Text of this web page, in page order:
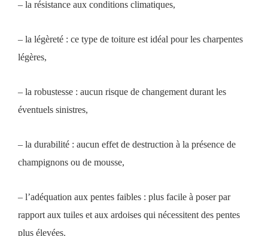
– la résistance aux conditions climatiques,
– la légèreté : ce type de toiture est idéal pour les charpentes
légères,
– la robustesse : aucun risque de changement durant les
éventuels sinistres,
– la durabilité : aucun effet de destruction à la présence de
champignons ou de mousse,
– l’adéquation aux pentes faibles : plus facile à poser par
rapport aux tuiles et aux ardoises qui nécessitent des pentes
plus élevées.